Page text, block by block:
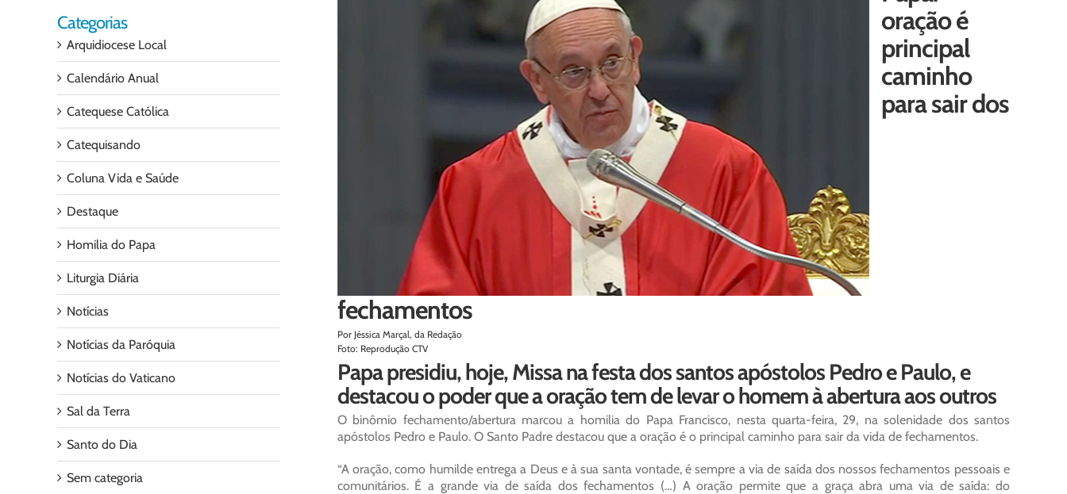
oração é
principal
caminho
para sair dos
fechamentos
Por Jéssica Marçal, da Redação
Foto: Reprodução CTV
Papa presidiu, hoje, Missa na festa dos santos apóstolos Pedro e Paulo, e
destacou o poder que a oração tem de levar o homem à abertura aos outros
O binômio fechamento/abertura marcou a homilia do Papa Francisco, nesta quarta-feira, 29, na solenidade dos santos
apóstolos Pedro e Paulo. O Santo Padre destacou que a oração é o principal caminho para sair da vida de fechamentos.
“A oração, como humilde entrega a Deus e à sua santa vontade, é sempre a via de saída dos nossos fechamentos pessoais e
comunitários. É a grande via de saída dos fechamentos (…) A oração permite que a graça abra uma via de saída: do
Categorias
Arquidiocese Local
Calendário Anual
Catequese Católica
Catequisando
Coluna Vida e Saúde
Destaque
Homilia do Papa
Liturgia Diária
Notícias
Notícias da Paróquia
Notícias do Vaticano
Sal da Terra
Santo do Dia
Sem categoria